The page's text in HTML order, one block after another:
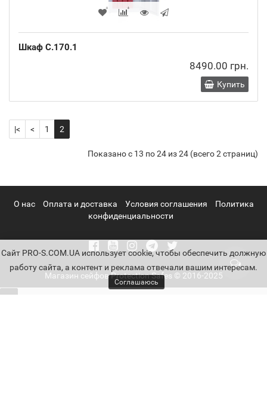
Шкаф C.170.1
8490.00 грн.
Купить
|< < 1 2
Показано с 13 по 24 из 24 (всего 2 страниц)
О нас Оплата и доставка Условия соглашения
Политика
конфиденциальности
Магазин сейфов Protection Safes © 2016-2025
Cайт PRO-S.COM.UA использует cookie, чтобы обеспечить должную
работу сайта, а контент и реклама отвечали вашим интересам.
Соглашаюсь